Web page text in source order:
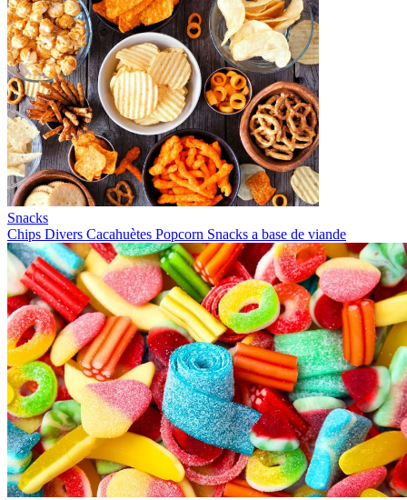
Snacks
Chips Divers Cacahuètes Popcorn Snacks a base de viande